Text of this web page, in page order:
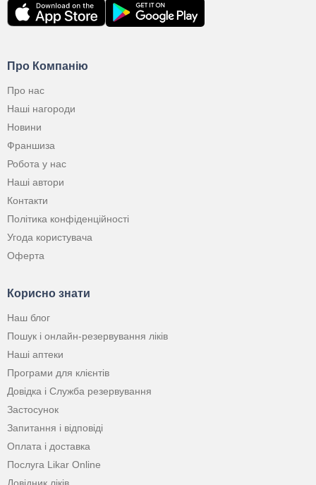
Про Компанію
Про нас
Наші нагороди
Новини
Франшиза
Робота у нас
Наші автори
Контакти
Політика конфіденційності
Угода користувача
Оферта
Корисно знати
Наш блог
Пошук і онлайн-резервування ліків
Наші аптеки
Програми для клієнтів
Довідка і Служба резервування
Застосунок
Запитання і відповіді
Оплата і доставка
Послуга Likar Online